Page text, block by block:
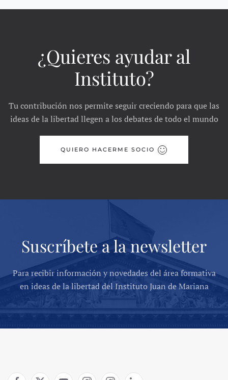
¿Quieres ayudar al
Instituto?
Tu contribución nos permite seguir creciendo para que las
ideas de la libertad llegen a los debates de todo el mundo
QUIERO HACERME SOCIO
Suscríbete a la newsletter
Para recibir información y novedades del área formativa
en ideas de la libertad del Instituto Juan de Mariana